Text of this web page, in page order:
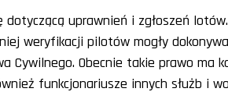
uprawnień i zgłoszeń
weryfikacji pilotów mogły
Cywilnego. Obecnie takie prawo ma
funkcjonariusze innych służb i